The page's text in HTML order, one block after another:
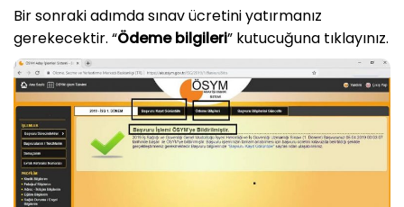
Bir sonraki adımda sınav ücretini yatırmanız
gerekecektir. “Ödeme bilgileri” kutucuğuna tıklayınız.